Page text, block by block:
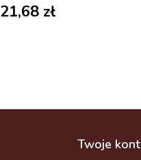
21,68 zł
Twoje